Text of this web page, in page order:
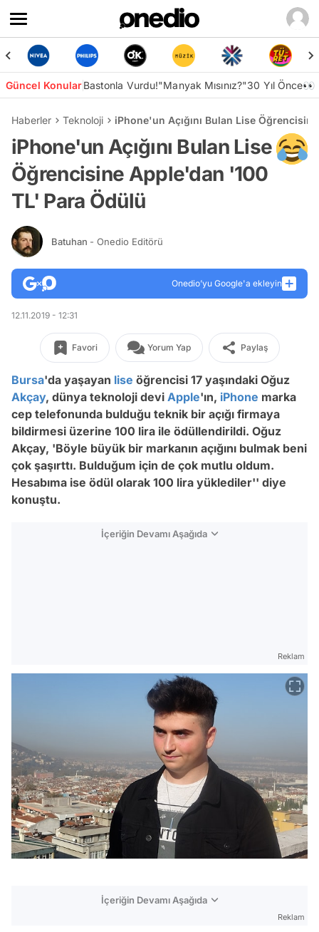
Güncel KonularBastonla Vurdu!"Manyak Mısınız?"30 Yıl Önce👀
Haberler Teknoloji iPhone'un Açığını Bulan Lise
iPhone'un Açığını Bulan Lise
Öğrencisine Apple'dan '100
TL' Para Ödülü
Batuhan - Onedio Editörü
Onedio’yu Google'a ekleyin
12.11.2019 - 12:31
Favori Yorum Yap Paylaş
Bursa'da yaşayan lise öğrencisi 17 yaşındaki Oğuz
Akçay, dünya teknoloji devi Apple'ın, iPhone marka
cep telefonunda bulduğu teknik bir açığı firmaya
bildirmesi üzerine 100 lira ile ödüllendirildi. Oğuz
Akçay, 'Böyle büyük bir markanın açığını bulmak beni
çok şaşırttı. Bulduğum için de çok mutlu oldum.
Hesabıma ise ödül olarak 100 lira yüklediler'' diye
konuştu.
İçeriğin Devamı Aşağıda
Reklam
İçeriğin Devamı Aşağıda
Reklam